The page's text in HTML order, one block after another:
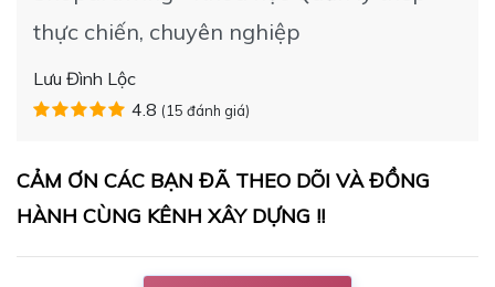
thực chiến, chuyên nghiệp
Lưu Đình Lộc
4.8 (15 đánh giá)
CẢM ƠN CÁC BẠN ĐÃ THEO DÕI VÀ ĐỒNG
HÀNH CÙNG KÊNH XÂY DỰNG !!